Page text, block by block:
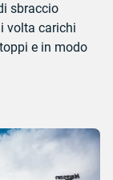
sbraccio
volta carichi
e in modo